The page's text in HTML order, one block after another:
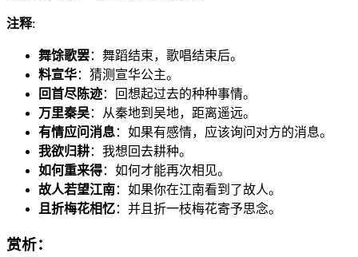
注释:
舞馀歌罢：舞蹈结束，歌唱结束后。
料宣华：猜测宣华公主。
回首尽陈迹：回想起过去的种种事情。
万里秦吴：从秦地到吴地，距离遥远。
有情应问消息：如果有感情，应该询问对方的消息。
我欲归耕：我想回去耕种。
如何重来得：如何才能再次相见。
故人若望江南：如果你在江南看到了故人。
且折梅花相忆：并且折一枝梅花寄予思念。
赏析：